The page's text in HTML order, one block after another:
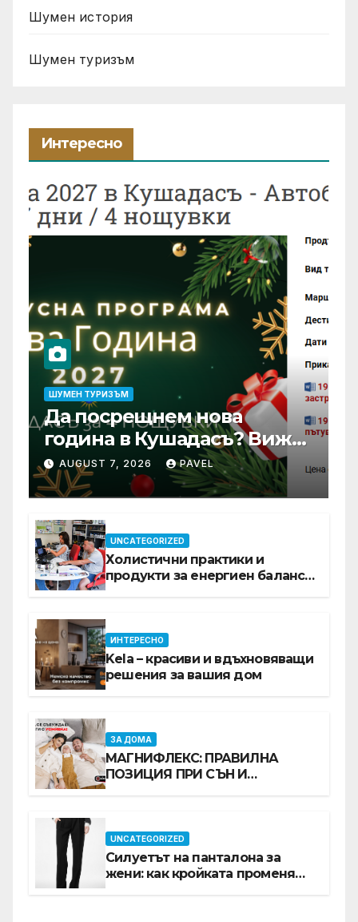
Шумен история
Шумен туризъм
Интересно
ШУМЕН ТУРИЗЪМ
Да посрещнем нова
година в Кушадасъ? Вижте
защо си заслужава …
AUGUST 7, 2026 PAVEL
UNCATEGORIZED
Холистични практики и
продукти за енергиен баланс в
ИНТЕРЕСНО
Kela – красиви и вдъхновяващи
решения за вашия дом
ЗА ДОМА
МАГНИФЛЕКС: ПРАВИЛНА
ПОЗИЦИЯ ПРИ СЪН И
UNCATEGORIZED
Силуетът на панталона за
жени: как кройката променя